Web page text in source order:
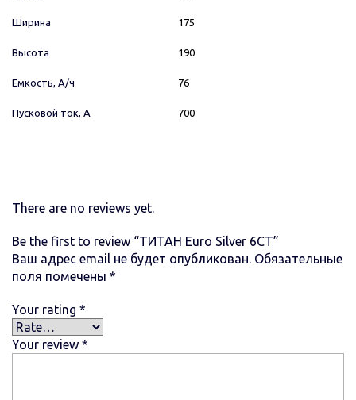
Ширина 175
Высота 190
Емкость, А/ч 76
Пусковой ток, А 700
There are no reviews yet.
Be the first to review “ТИТАН Euro Silver 6СТ”
Ваш адрес email не будет опубликован. Обязательные
поля помечены *
Your rating *
Your review *